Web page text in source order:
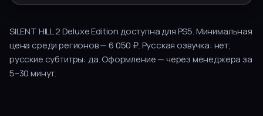
SILENT HILL 2 Deluxe Editionдоступна дляPS5.Минимальная
цена среди регионов — 6 050 ₽.Русская озвучка: нет;
русские субтитры: да.Оформление — через менеджера за
5–30минут.